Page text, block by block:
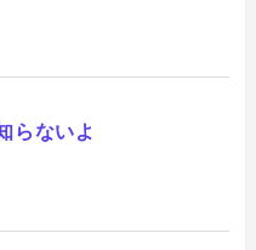
らないよ